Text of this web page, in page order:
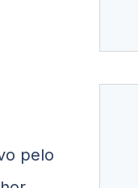
pelo